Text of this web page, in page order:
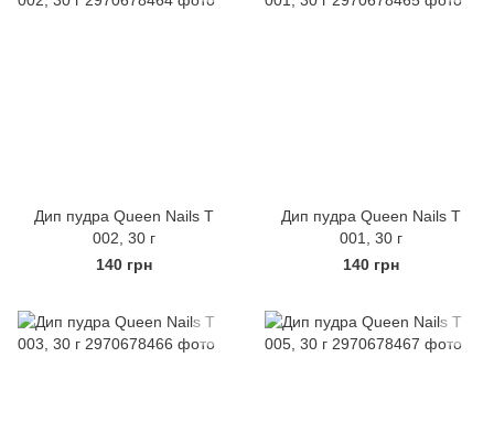
Дип пудра Queen Nails Т
002, 30 г
140 грн
Дип пудра Queen Nails Т
001, 30 г
140 грн